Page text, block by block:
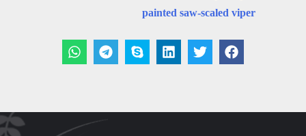
painted saw-scaled viper